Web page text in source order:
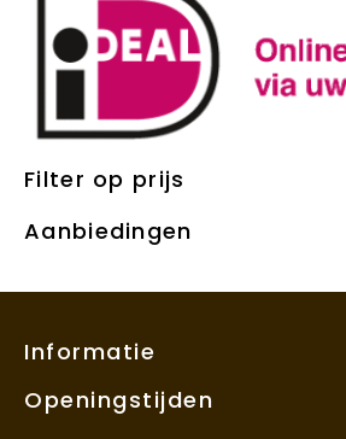
Filter op prijs
Aanbiedingen
Informatie
Openingstijden